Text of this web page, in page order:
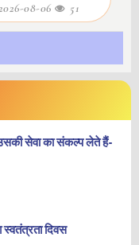
08-06 51
सेवा का संकल्प लेते हैं-
दिवस